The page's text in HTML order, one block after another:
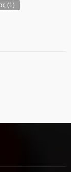
(1)